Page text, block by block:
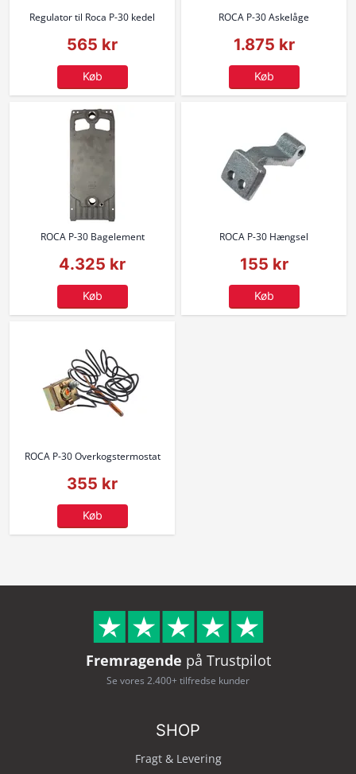
Regulator til Roca P-30 kedel
565 kr
Køb
ROCA P-30 Askelåge
1.875 kr
Køb
ROCA P-30 Bagelement
4.325 kr
Køb
ROCA P-30 Hængsel
155 kr
Køb
ROCA P-30 Overkogstermostat
355 kr
Køb
Fremragende på Trustpilot
Se vores 2.400+ tilfredse kunder
SHOP
Fragt & Levering